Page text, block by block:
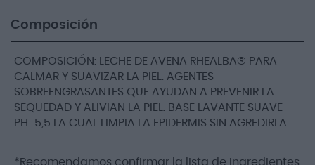
Composición
COMPOSICIÓN: LECHE DE AVENA RHEALBA® PARA
CALMAR Y SUAVIZAR LA PIEL. AGENTES
SOBREENGRASANTES QUE AYUDAN A PREVENIR LA
SEQUEDAD Y ALIVIAN LA PIEL. BASE LAVANTE SUAVE
PH=5,5 LA CUAL LIMPIA LA EPIDERMIS SIN AGREDIRLA.
*Recomendamos confirmar la lista de ingredientes